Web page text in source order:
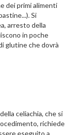
dei primi alimenti
Si
arresto della
in poche
glutine che dovrà
celiachia, che si
richiede
eseguito a